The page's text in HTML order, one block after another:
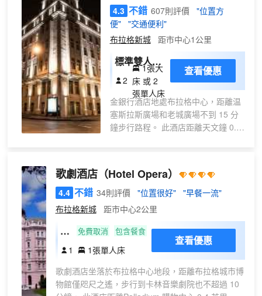
配備有24小時熱水的浴室是您消除一
天疲勞的好地方。咖啡廳給旅客提供
覺得酒店的餐飲無法滿足您挑剔的味
蕾，附近Tavern U Krale
Brabantskeho（KRČMA U KRÁLE
BRABANTSKÉHO）（西餐）的德式
烤豬肘、Potrefena Husa
Hybernska（Potrefená Husa
Hybernská）（西餐）的生牛肉塔塔
和SOVA的燉鴨肉或許能勾起您的食
造多姿多彩、奢華完美的住宿體驗。
外國旅客可以通過多國語言工作人員
瞭解當地風土人情的相關信息。
4.3 不錯 607則評價
"位置方
便"
"交通便利"
布拉格新城
距市中心1公里
標準雙人或
雙床間
2
1張大
床 或 2
張單人床
查看優惠
金銀行酒店地處布拉格中心，距離温
塞斯拉斯廣場和老城廣場不到 15 分
鐘步行路程。 此酒店距離天文鐘 0.7
WiFi和禮賓服務等便利服務和設施。
每天 07:00 至 10:30 提供收費的自助
式早餐。 特色服務/設施包括乾洗/洗
衣服務、24 小時前台服務和多語言服
務。設有收費的24 小時從機場到酒店
的班車。 有 134 間空調客房提供迷
你吧和智能電視；您定能在旅途中找
到家的舒適。提供免費無線網絡，方
便您與朋友保持聯繫；數碼頻道可滿
足您的娛樂需求。浴室提供浴缸或淋
歌劇酒店（Hotel Opera）
4.4 不錯 34則評價 "位置很好"
"早餐一流"
布拉格新城
距市中心2公里
標
準
人
房
免費取消 包含餐食
1 1張單人床
查看優惠
歌劇酒店坐落於布拉格中心地段，距離布拉格城市博
物館僅咫尺之遙，步行到卡林音樂劇院也不超過 10